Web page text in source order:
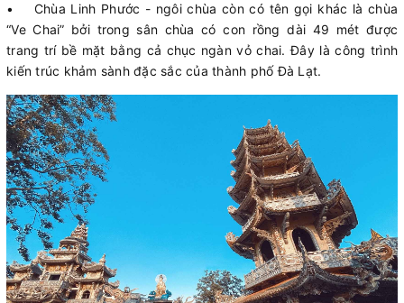
• Chùa Linh Phước - ngôi chùa còn có tên gọi khác là chùa
“Ve Chai” bởi trong sân chùa có con rồng dài 49 mét được
trang trí bề mặt bằng cả chục ngàn vỏ chai. Đây là công trình
kiến trúc khảm sành đặc sắc của thành phố Đà Lạt.